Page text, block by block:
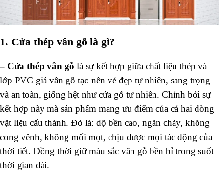
1. Cửa thép vân gỗ là gì?
– Cửa thép vân gỗ là sự kết hợp giữa chất liệu thép và
lớp PVC giả vân gỗ tạo nên vẻ đẹp tự nhiên, sang trọng
và an toàn, giống hệt như cửa gỗ tự nhiên. Chính bởi sự
kết hợp này mà sản phẩm mang ưu điểm của cả hai dòng
vật liệu cấu thành. Đó là: độ bền cao, ngăn cháy, không
cong vênh, không mối mọt, chịu được mọi tác động của
thời tiết. Đồng thời giữ màu sắc vân gỗ bền bỉ trong suốt
thời gian dài.